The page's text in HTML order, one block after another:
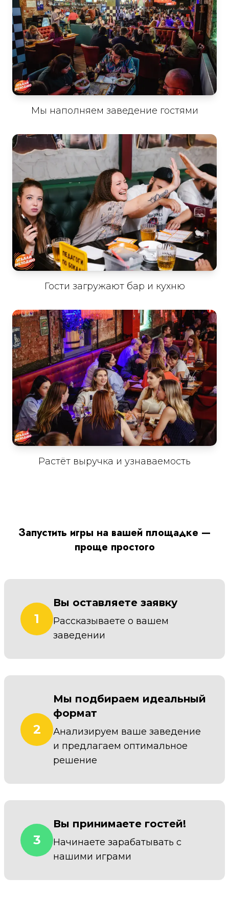
Мы наполняем заведение гостями
Гости загружают бар и кухню
Растёт выручка и узнаваемость
Запустить игры на вашей площадке —
проще простого
1
Вы оставляете заявку
Рассказываете о вашем
заведении
2
Мы подбираем идеальный
формат
Анализируем ваше заведение
и предлагаем оптимальное
решение
3
Вы принимаете гостей!
Начинаете зарабатывать с
нашими играми